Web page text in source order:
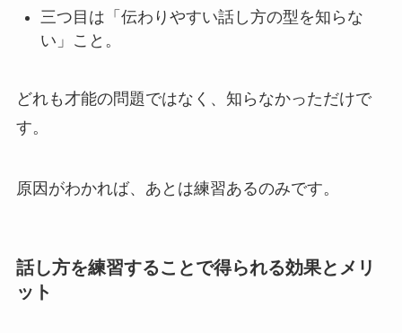
三つ目は「伝わりやすい話し方の型を知らな
い」こと。
どれも才能の問題ではなく、知らなかっただけで
す。
原因がわかれば、あとは練習あるのみです。
話し方を練習することで得られる効果とメリ
ット